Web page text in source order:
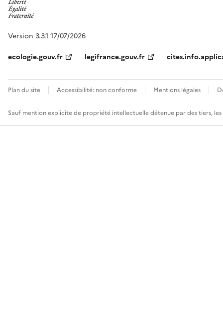
Version 3.3.1 17/07/2026
ecologie.gouv.fr
legifrance.gouv.fr
Plan du site Accessibilité: non conforme Mentions légales
Sauf mention explicite de propriété intellectuelle détenue par des tiers,